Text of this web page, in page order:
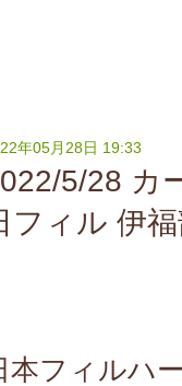
5/28 カ
フィル 伊
年05月28日 19:33
本フィルハ